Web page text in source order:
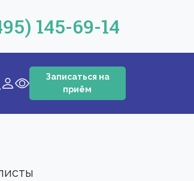
145-69-14
Записаться на
приём